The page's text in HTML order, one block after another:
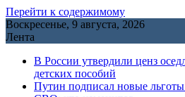
Перейти к содержимому
Воскресенье, 9 августа, 2026
Лента
В России утвердили ценз
детских пособий
Путин подписал новые льготы